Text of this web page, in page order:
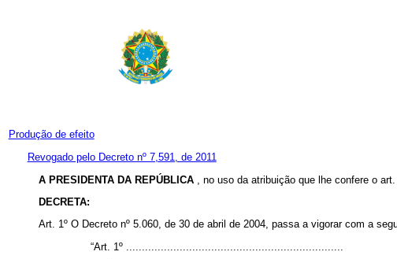
Produção de efeito
Revogado pelo Decreto nº 7,591, de 2011
A PRESIDENTA DA REPÚBLICA
no uso da atribuição que lhe confere o
DECRETA:
Art. 1º O Decreto nº 5.060, de 30 de abril de 2004, passa a vigorar com a
“Art. 1º .....................................................................